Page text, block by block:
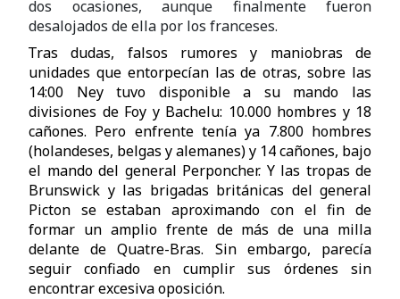
dos ocasiones, aunque finalmente fueron
desalojados de ella por los franceses.
Tras dudas, falsos rumores y maniobras de
unidades que entorpecían las de otras, sobre las
14:00 Ney tuvo disponible a su mando las
divisiones de Foy y Bachelu: 10.000 hombres y 18
cañones. Pero enfrente tenía ya 7.800 hombres
(holandeses, belgas y alemanes) y 14 cañones, bajo
el mando del general Perponcher. Y las tropas de
Brunswick y las brigadas británicas del general
Picton se estaban aproximando con el fin de
formar un amplio frente de más de una milla
delante de Quatre-Bras. Sin embargo, parecía
seguir confiado en cumplir sus órdenes sin
encontrar excesiva oposición.